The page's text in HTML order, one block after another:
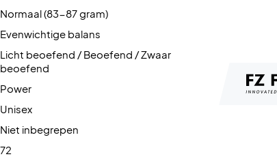
Normaal (83-87 gram)
Evenwichtige balans
Licht beoefend / Beoefend / Zwaar
beoefend
Power
Unisex
Niet inbegrepen
72